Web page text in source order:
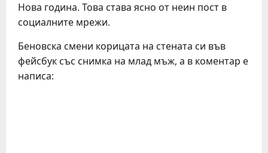
Нова година. Това става ясно от неин пост в
социалните мрежи.
Беновска смени корицата на стената си във
фейсбук със снимка на млад мъж, а в коментар е
написа: